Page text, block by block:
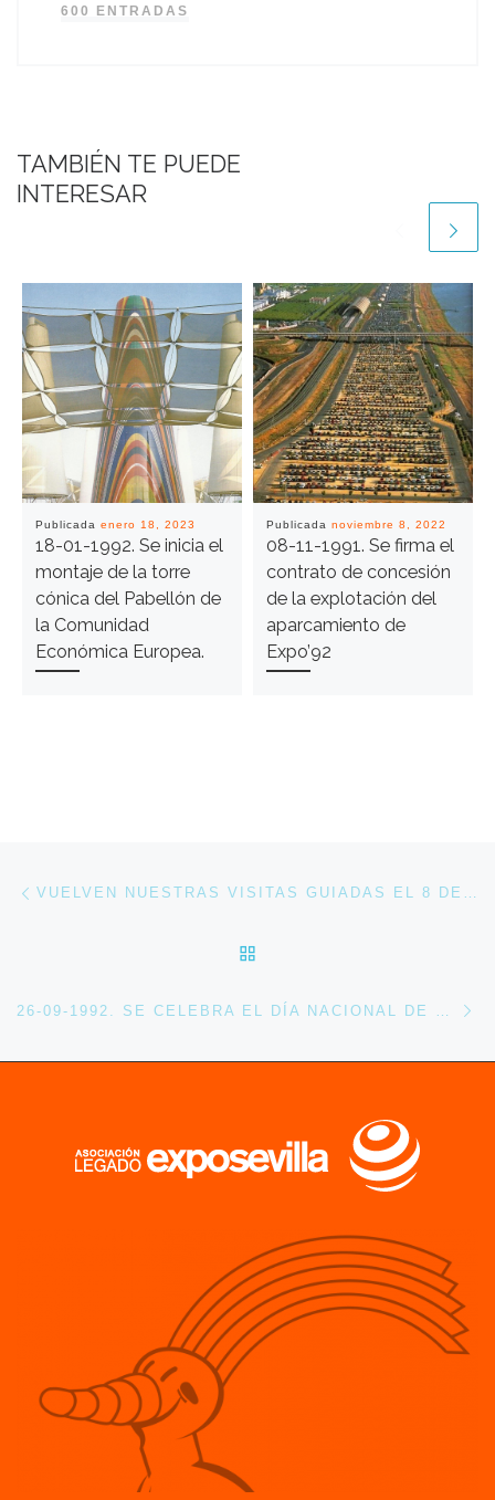
600 ENTRADAS
TAMBIÉN TE PUEDE
INTERESAR
Publicada enero 18, 2023
18-01-1992. Se inicia el
montaje de la torre
cónica del Pabellón de
la Comunidad
Económica Europea.
Publicada noviembre 8, 2022
08-11-1991. Se firma el
contrato de concesión
de la explotación del
aparcamiento de
Expo’92
Navegación de entradas